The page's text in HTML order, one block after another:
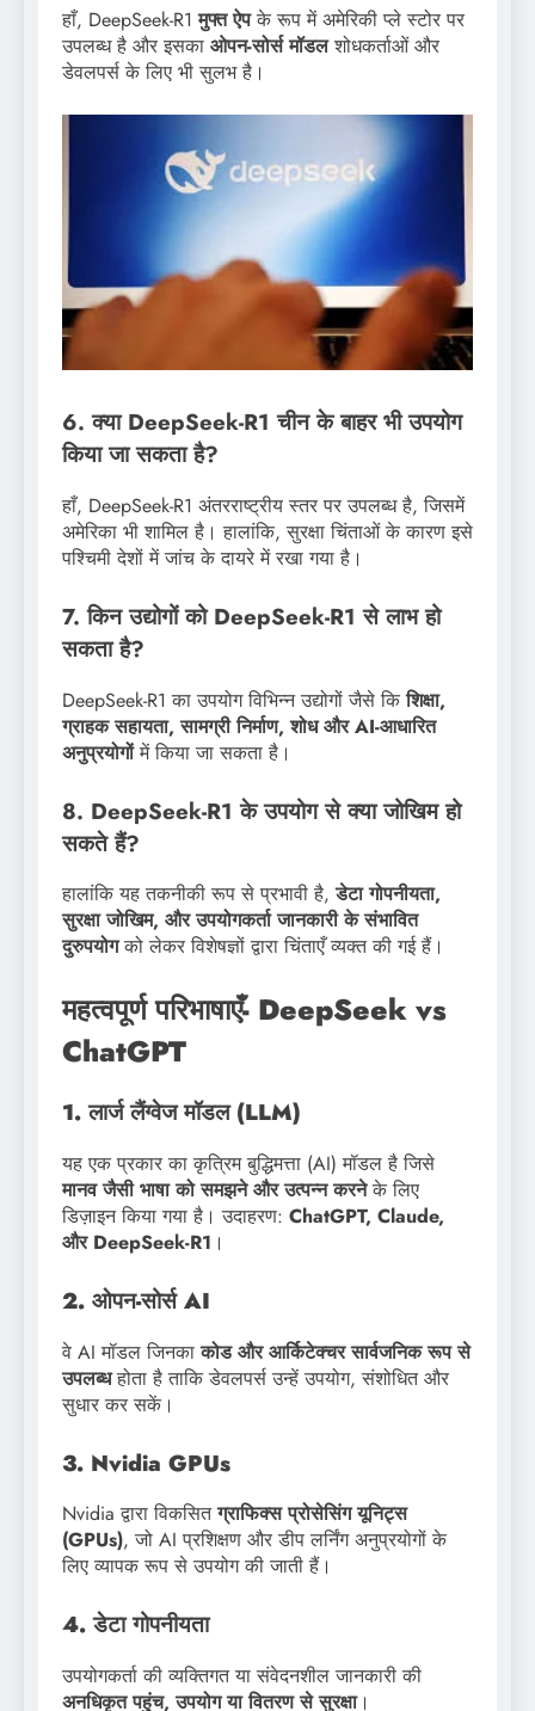
हाँ, DeepSeek-R1मुफ्त ऐपके रूप में अमेरिकी प्ले स्टोर पर
उपलब्ध है और इसका ओपन-सोर्स मॉडलशोधकर्ताओं और
डेवलपर्स के लिए भी सुलभ है।
6. क्या DeepSeek-R1 चीन के बाहर भी उपयोग
किया जा सकता है?
हाँ, DeepSeek-R1 अंतरराष्ट्रीय स्तर पर उपलब्ध है, जिसमें
अमेरिका भी शामिल है। हालांकि, सुरक्षा चिंताओं के कारण इसे
पश्चिमी देशों में जांच के दायरे में रखा गया है।
7. किन उद्योगों को DeepSeek-R1 से लाभ हो
सकता है?
DeepSeek-R1 का उपयोग विभिन्न उद्योगों जैसे किशिक्षा,
ग्राहक सहायता, सामग्री निर्माण, शोध और AI-आधारित
अनुप्रयोगोंमें किया जा सकता है।
8. DeepSeek-R1 के उपयोग से क्या जोखिम हो
सकते हैं?
हालांकि यह तकनीकी रूप से प्रभावी है,डेटा गोपनीयता,
सुरक्षा जोखिम, और उपयोगकर्ता जानकारी के संभावित
दुरुपयोगको लेकर विशेषज्ञों द्वारा चिंताएँ व्यक्त की गई हैं।
महत्वपूर्ण परिभाषाएँ- DeepSeek vs
ChatGPT
1. लार्ज लैंग्वेज मॉडल (LLM)
यह एक प्रकार का कृत्रिम बुद्धिमत्ता (AI) मॉडल है जिसे
मानव जैसी भाषा को समझने और उत्पन्न करनेके लिए
डिज़ाइन किया गया है। उदाहरण: ChatGPT, Claude,
और DeepSeek-R1 ।
2. ओपन-सोर्स AI
वे AI मॉडल जिनकाकोड और आर्किटेक्चर सार्वजनिक रूप से
उपलब्धहोता है ताकि डेवलपर्स उन्हें उपयोग, संशोधित और
सुधार कर सकें।
3. Nvidia GPUs
Nvidia द्वारा विकसितग्राफिक्स प्रोसेसिंग यूनिट्स
(GPUs), जो AI प्रशिक्षण और डीप लर्निंग अनुप्रयोगों के
लिए व्यापक रूप से उपयोग की जाती हैं।
4. डेटा गोपनीयता
उपयोगकर्ता की व्यक्तिगत या संवेदनशील जानकारी की
अनधिकृत पहुंच, उपयोग या वितरण से सुरक्षा।